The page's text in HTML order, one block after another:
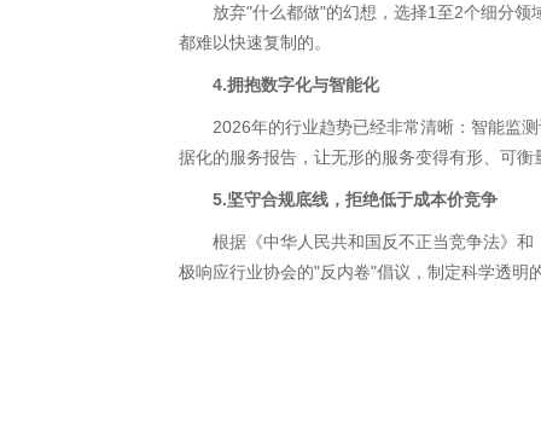
放弃"什么都做"的幻想，选择1至2个细分领域
都难以快速复制的。
4.拥抱数字化与智能化
2026年的行业趋势已经非常清晰：智能监测
据化的服务报告，让无形的服务变得有形、可衡
5.坚守合规底线，拒绝低于成本价竞争
根据《中华人民共和国反不正当竞争法》和
极响应行业协会的"反内卷"倡议，制定科学透明